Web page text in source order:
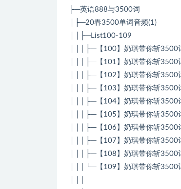
├─英语888与3500词
│├─20春3500单词音频(1)
││├─List100-109
│││├─【100】奶琪带你斩3500
│││├─【101】奶琪带你斩3500
│││├─【102】奶琪带你斩3500
│││├─【103】奶琪带你斩3500
│││├─【104】奶琪带你斩3500
│││├─【105】奶琪带你斩3500
│││├─【106】奶琪带你斩3500
│││├─【107】奶琪带你斩3500
│││├─【108】奶琪带你斩3500
│││└─【109】奶琪带你斩3500